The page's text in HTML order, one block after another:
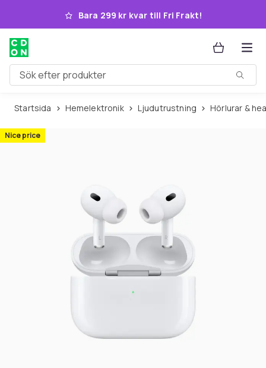
Hoppa till huvudinnehållet
Bara 299 kr kvar till Fri Frakt!
Sök efter produkter
Startsida Hemelektronik Ljudutrustning Hörlurar &
Nice price